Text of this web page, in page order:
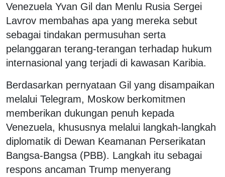
Venezuela Yvan Gil dan Menlu Rusia Sergei
Lavrov membahas apa yang mereka sebut
sebagai tindakan permusuhan serta
pelanggaran terang-terangan terhadap hukum
internasional yang terjadi di kawasan Karibia.
Berdasarkan pernyataan Gil yang disampaikan
melalui Telegram, Moskow berkomitmen
memberikan dukungan penuh kepada
Venezuela, khususnya melalui langkah-langkah
diplomatik di Dewan Keamanan Perserikatan
Bangsa-Bangsa (PBB). Langkah itu sebagai
respons ancaman Trump menyerang